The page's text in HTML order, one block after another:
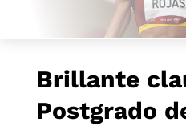
Brillante
Postgrado